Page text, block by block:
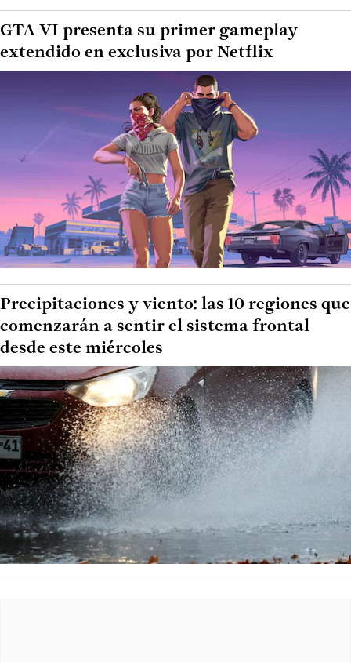
GTA VI presenta su primer gameplay
extendido en exclusiva por Netflix
Precipitaciones y viento: las 10 regiones que
comenzarán a sentir el sistema frontal
desde este miércoles